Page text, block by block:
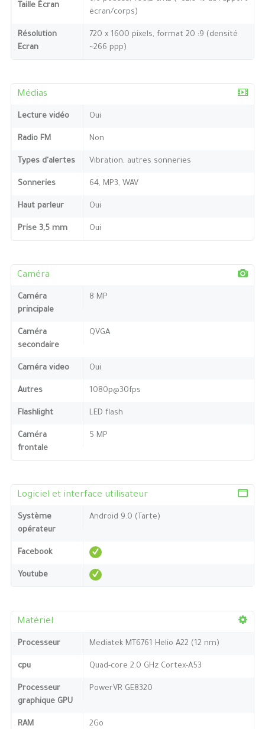
Taille Écran
écran/corps)
Résolution
Ecran
720 x 1600 pixels, format 20 :9 (densité
~266 ppp)
Médias
Lecture vidéo Oui
Radio FM Non
Types d'alertes Vibration, autres sonneries
Sonneries 64, MP3, WAV
Haut parleur Oui
Prise 3,5 mm Oui
Caméra
Caméra
principale
8 MP
Caméra
secondaire
QVGA
Caméra video Oui
Autres 1080p@30fps
Flashlight LED flash
Caméra
frontale
5 MP
Logiciel et interface utilisateur
Système
opérateur
Android 9.0 (Tarte)
Facebook
Youtube
Matériel
Processeur Mediatek MT6761 Helio A22 (12 nm)
cpu Quad-core 2.0 GHz Cortex-A53
Processeur
graphique GPU
PowerVR GE8320
RAM 2Go